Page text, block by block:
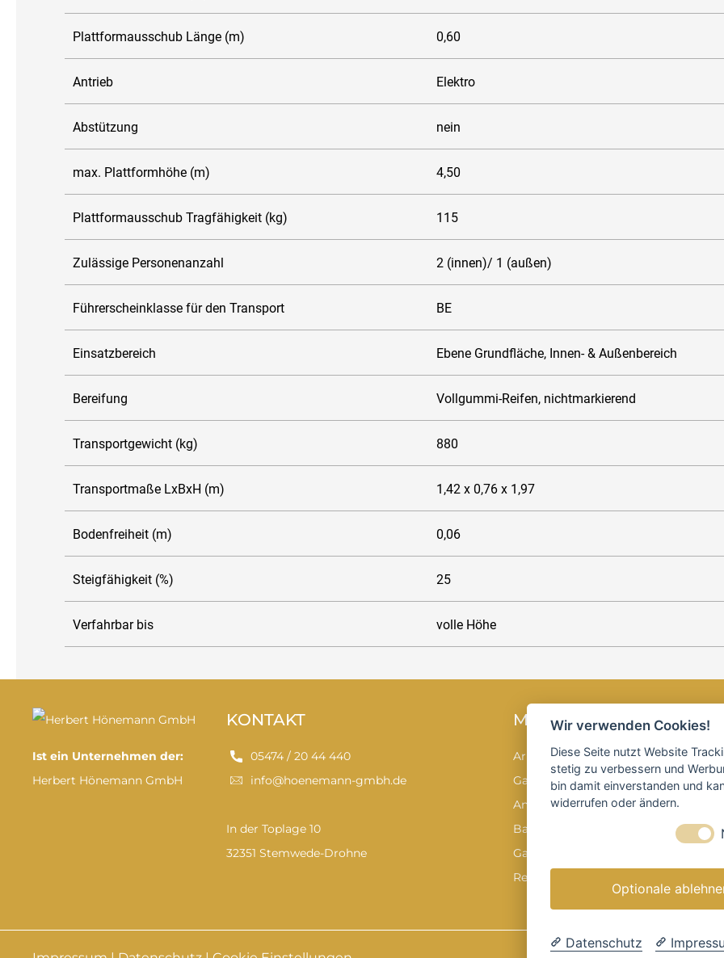
Plattformausschub Länge (m) 0,60
Antrieb Elektro
Abstützung nein
max. Plattformhöhe (m) 4,50
Plattformausschub Tragfähigkeit (kg) 115
Zulässige Personenanzahl 2 (innen)/ 1 (außen)
Führerscheinklasse für den Transport BE
Einsatzbereich Ebene Grundfläche, Innen- & Außenbereich
Bereifung Vollgummi-Reifen, nichtmarkierend
Transportgewicht (kg) 880
Transportmaße LxBxH (m) 1,42 x 0,76 x 1,97
Bodenfreiheit (m) 0,06
Steigfähigkeit (%) 25
Verfahrbar bis volle Höhe
Ist ein Unternehmen der:
Herbert Hönemann GmbH
KONTAKT
05474 / 20 44 440
info@hoenemann-gmbh.de
In der Toplage 10
32351 Stemwede-Drohne
MIETEN
Arbeitsbühnen
Gabelstapler
Anhänger & Transport
Baumaschinen & -geräte
Garten & Forstgeräte
Reinigungstechnik
Wir verwenden Cookies!
Diese Seite nutzt Website
stetig zu verbessern und
bin damit einverstanden und
widerrufen oder ändern.
Optionale
Datenschutz